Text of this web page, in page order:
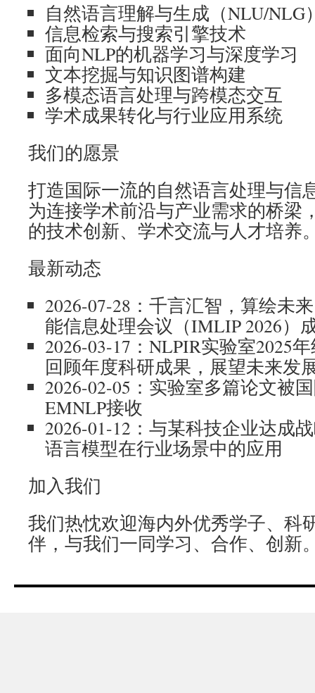
自然语言理解与生成（NLU/NLG
信息检索与搜索引擎技术
面向NLP的机器学习与深度学习
文本挖掘与知识图谱构建
多模态语言处理与跨模态交互
学术成果转化与行业应用系统
我们的愿景
打造国际一流的自然语言处理与信
为连接学术前沿与产业需求的桥梁
的技术创新、学术交流与人才培养
最新动态
2026-07-28：千言汇智，算绘未
能信息处理会议（IMLIP 2026）
2026-03-17：NLPIR实验室2025
回顾年度科研成果，展望未来发
2026-02-05：实验室多篇论文被
EMNLP接收
2026-01-12：与某科技企业达成
语言模型在行业场景中的应用
加入我们
我们热忱欢迎海内外优秀学子、科
伴，与我们一同学习、合作、创新